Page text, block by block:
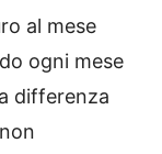
al mese
ogni mese
differenza